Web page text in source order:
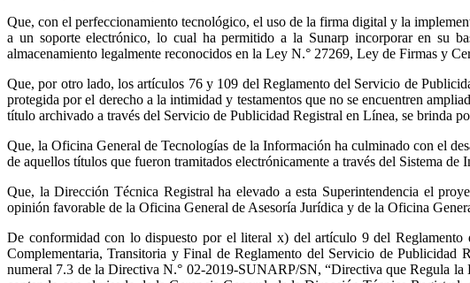
Que, con el perfeccionamiento tecnológico, el uso de la firma digital y la
a un soporte electrónico, lo cual ha permitido a la Sunarp incorporar en su
almacenamiento legalmente reconocidos en la Ley N.° 27269, Ley de Firmas y
Que, por otro lado, los artículos 76 y 109 del Reglamento del Servicio de
protegida por el derecho a la intimidad y testamentos que no se encuentren
título archivado a través del Servicio de Publicidad Registral en Línea, se brinda
Que, la Oficina General de Tecnologías de la Información ha culminado con el
de aquellos títulos que fueron tramitados electrónicamente a través del Sistema
Que, la Dirección Técnica Registral ha elevado a esta Superintendencia el
opinión favorable de la Oficina General de Asesoría Jurídica y de la Oficina
De conformidad con lo dispuesto por el literal x) del artículo 9 del
Complementaria, Transitoria y Final de Reglamento del Servicio de
numeral 7.3 de la Directiva N.° 02-2019-SUNARP/SN, “Directiva que Regula